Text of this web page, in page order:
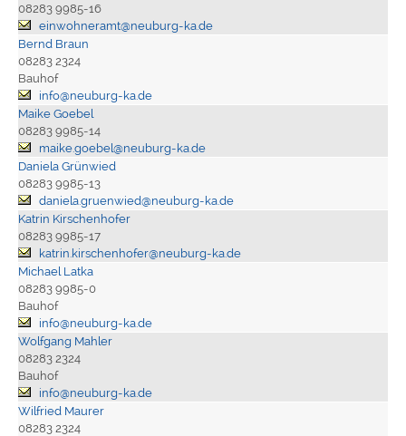
08283 9985-16
einwohneramt@neuburg-ka.de
Bernd Braun
08283 2324
Bauhof
info@neuburg-ka.de
Maike Goebel
08283 9985-14
maike.goebel@neuburg-ka.de
Daniela Grünwied
08283 9985-13
daniela.gruenwied@neuburg-ka.de
Katrin Kirschenhofer
08283 9985-17
katrin.kirschenhofer@neuburg-ka.de
Michael Latka
08283 9985-0
Bauhof
info@neuburg-ka.de
Wolfgang Mahler
08283 2324
Bauhof
info@neuburg-ka.de
Wilfried Maurer
08283 2324